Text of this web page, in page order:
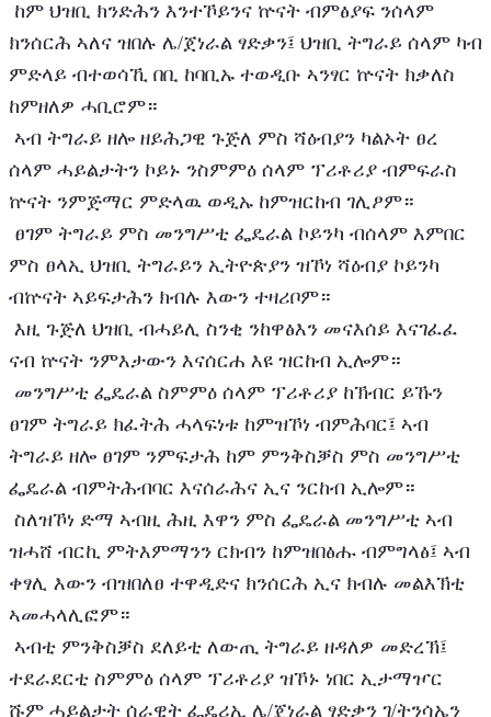
ክንሰርሕ ኣለና ዝበሉ ሌ/ጀነራል ፃድቃን፤ ህዝቢ ትግራይ ሰላም ካብ
ምድላይ ብተወሳኺ በቢ ከባቢኡ ተወዲቡ ኣንፃር ኵናት ክቃለስ
ከምዘለዎ ሓቢሮም።
ሰላም ሓይልታትን ኮይኑ ንስምምዕ ሰላም ፕሪቶሪያ ብምፍራስ
ኵናት ንምጅማር ምድላዉ ወዲኡ ከምዝርከብ ገሊፆም።
ምስ ፀላኢ ህዝቢ ትግራይን ኢትዮጵያን ዝኾነ ሻዕብያ ኮይንካ
ብኵናት ኣይፍታሕን ክብሉ እውን ተዛሪቦም።
ናብ ኵናት ንምእታውን እናሰርሐ እዩ ዝርከብ ኢሎም።
ፀገም ትግራይ ክፈትሕ ሓላፍነቱ ከምዝኾነ ብምሕባር፤ ኣብ
ትግራይ ዘሎ ፀገም ንምፍታሕ ከም ምንቅስቓስ ምስ መንግሥቲ
ፌዴራል ብምትሕብባር እናሰራሕና ኢና ንርከብ ኢሎም።
ዝሓሸ ብርኪ ምትእምማንን ርክብን ከምዝበፅሑ ብምግላፅ፤ ኣብ
ቀፃሊ እውን ብዝበለፀ ተዋዲድና ክንሰርሕ ኢና ክብሉ መልእኽቲ
ኣመሓላሊፎም።
ተደራደርቲ ስምምዕ ሰላም ፕሪቶሪያ ዝኾኑ ነበር ኢታማዦር
ሹም ሓይልታት ሰራዊት ፌዴሪኢ ሌ/ጀነራል ፃድቃን ገ/ትንሳኤን